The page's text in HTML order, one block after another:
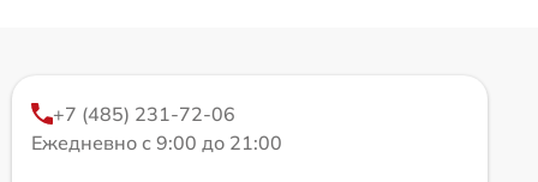
+7 (485) 231-72-06
Ежедневно с 9:00 до 21:00